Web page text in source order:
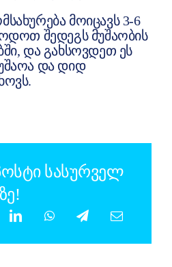
მოიცავს 3-6
შედეგს მუშაობის
და გახსოვდეთ ეს
და დიდ
სასურველ